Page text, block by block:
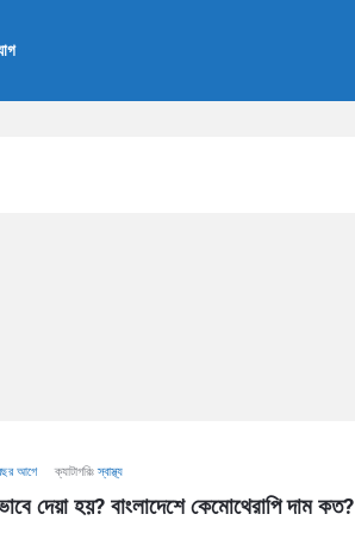
আগে ক্যাটাগরিঃস্বাস্থ্য
দেয়া হয়? বাংলাদেশে কেমোথেরাপি দাম কত?